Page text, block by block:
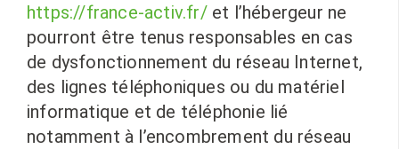
https://france-activ.fr/et l’hébergeur ne
pourront être tenus responsables en cas
de dysfonctionnement du réseau Internet,
des lignes téléphoniques ou du matériel
informatique et de téléphonie lié
notamment à l’encombrement du réseau